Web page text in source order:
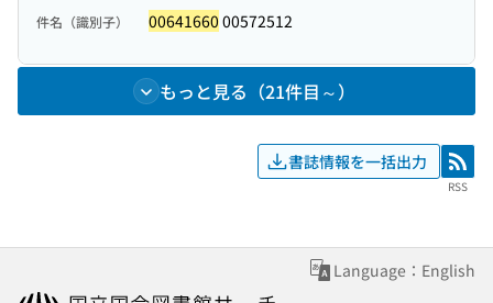
件名（識別子） 00641660 00572512
もっと見る（21件目～）
書誌情報を一括出力 RSS
RSS
Language：English